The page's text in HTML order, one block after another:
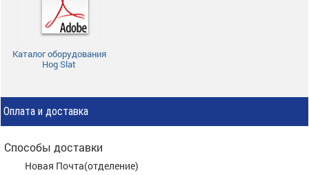
Каталог оборудования
Hog Slat
Оплата и доставка
Способы доставки
Новая Почта(отделение)